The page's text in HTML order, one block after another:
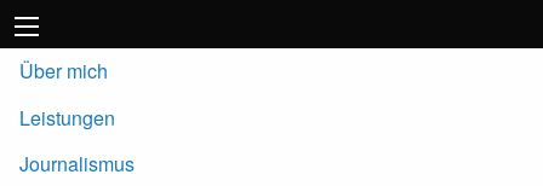
Über mich
Leistungen
Journalismus